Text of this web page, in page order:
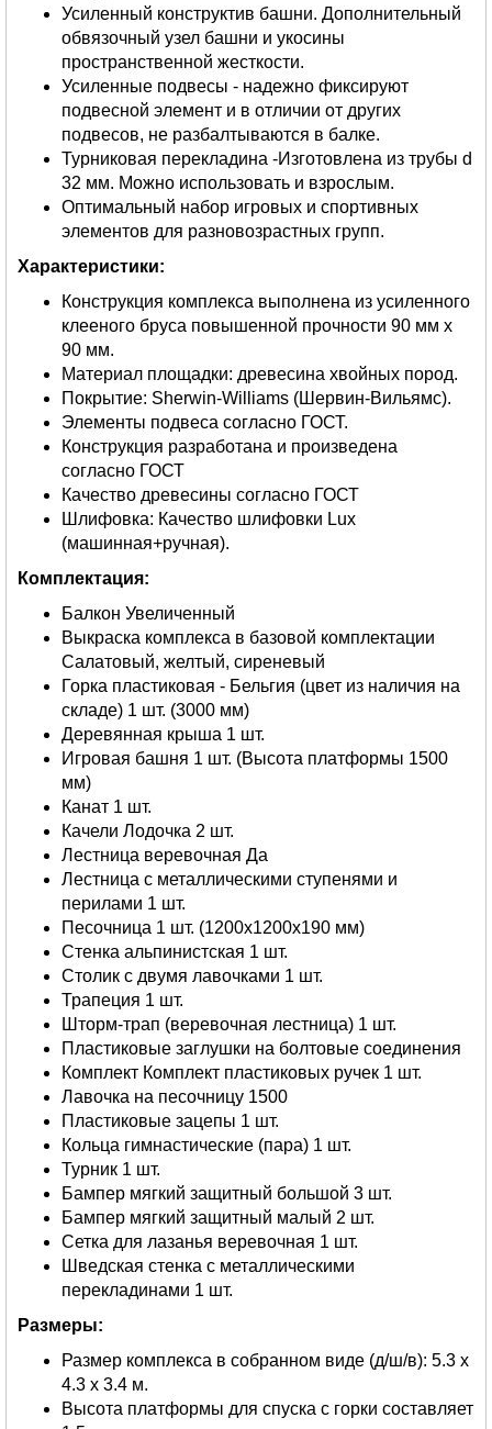
Усиленный конструктив башни. Дополнительный
обвязочный узел башни и укосины
пространственной жесткости.
Усиленные подвесы - надежно фиксируют
подвесной элемент и в отличии от других
подвесов, не разбалтываются в балке.
Турниковая перекладина -Изготовлена из трубы d
32 мм. Можно использовать и взрослым.
Оптимальный набор игровых и спортивных
элементов для разновозрастных групп.
Характеристики:
Конструкция комплекса выполнена из усиленного
клееного бруса повышенной прочности 90 мм х
90 мм.
Материал площадки: древесина хвойных пород.
Покрытие: Sherwin-Williams (Шервин-Вильямс).
Элементы подвеса согласно ГОСТ.
Конструкция разработана и произведена
согласно ГОСТ
Качество древесины согласно ГОСТ
Шлифовка: Качество шлифовки Lux
(машинная+ручная).
Комплектация:
Балкон Увеличенный
Выкраска комплекса в базовой комплектации
Салатовый, желтый, сиреневый
Горка пластиковая - Бельгия (цвет из наличия на
складе) 1 шт. (3000 мм)
Деревянная крыша 1 шт.
Игровая башня 1 шт. (Высота платформы 1500
мм)
Канат 1 шт.
Качели Лодочка 2 шт.
Лестница веревочная Да
Лестница с металлическими ступенями и
перилами 1 шт.
Песочница 1 шт. (1200х1200х190 мм)
Стенка альпинистская 1 шт.
Столик с двумя лавочками 1 шт.
Трапеция 1 шт.
Шторм-трап (веревочная лестница) 1 шт.
Пластиковые заглушки на болтовые соединения
Комплект Комплект пластиковых ручек 1 шт.
Лавочка на песочницу 1500
Пластиковые зацепы 1 шт.
Кольца гимнастические (пара) 1 шт.
Турник 1 шт.
Бампер мягкий защитный большой 3 шт.
Бампер мягкий защитный малый 2 шт.
Сетка для лазанья веревочная 1 шт.
Шведская стенка с металлическими
перекладинами 1 шт.
Размеры:
Размер комплекса в собранном виде (д/ш/в): 5.3 х
4.3 х 3.4 м.
Высота платформы для спуска с горки составляет